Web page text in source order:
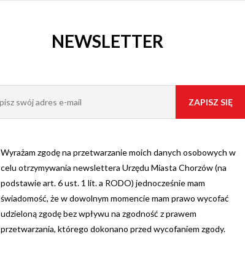
NEWSLETTER
Wyrażam zgodę na przetwarzanie moich danych osobowych w
celu otrzymywania newslettera Urzędu Miasta Chorzów (na
podstawie art. 6 ust. 1 lit. a RODO) jednocześnie mam
świadomość, że w dowolnym momencie mam prawo wycofać
udzieloną zgodę bez wpływu na zgodność z prawem
przetwarzania, którego dokonano przed wycofaniem zgody.